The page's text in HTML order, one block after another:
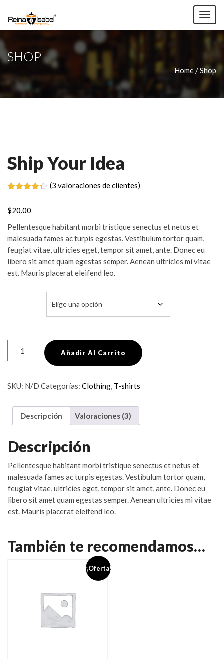
SHOP
Home / Shop
Ship Your Idea
de 5 en
valoraciones
clientes
(3 valoraciones de clientes)
$20.00
Pellentesque habitant morbi tristique senectus et netus et
malesuada fames ac turpis egestas. Vestibulum tortor quam,
feugiat vitae, ultricies eget, tempor sit amet, ante. Donec eu
libero sit amet quam egestas semper. Aenean ultricies mi vitae
est. Mauris placerat eleifend leo.
Your
Añadir Al Carrito
SKU: N/D Categorías: Clothing, T-shirts
Descripción Valoraciones (3)
Descripción
Pellentesque habitant morbi tristique senectus et netus et
malesuada fames ac turpis egestas. Vestibulum tortor quam,
feugiat vitae, ultricies eget, tempor sit amet, ante. Donec eu
libero sit amet quam egestas semper. Aenean ultricies mi vitae
est. Mauris placerat eleifend leo.
También te recomendamos…
¡Oferta!